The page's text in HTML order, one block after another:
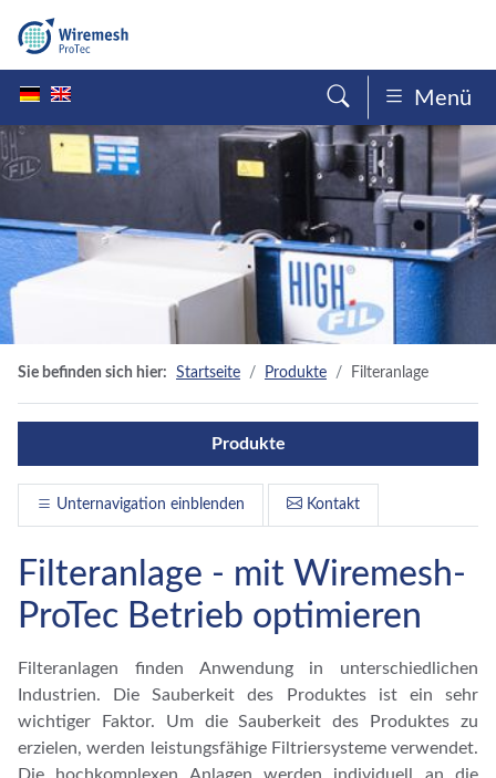
Menü
Sie befinden sich hier: Startseite Produkte Filteranlage
Produkte
Unternavigation einblenden Kontakt
Filteranlage - mit Wiremesh-
ProTec Betrieb optimieren
Filteranlagen finden Anwendung in unterschiedlichen
Industrien. Die Sauberkeit des Produktes ist ein sehr
wichtiger Faktor. Um die Sauberkeit des Produktes zu
erzielen, werden leistungsfähige Filtriersysteme verwendet.